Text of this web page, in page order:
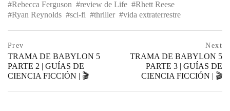
Rebecca Ferguson
review de Life
Rhett Reese
Ryan Reynolds
sci-fi thriller vida extraterrestre
Navegación
de
entradas
Prev
postPrevious
page
TRAMA DE BABYLON 5
PARTE 2 | GUÍAS DE
CIENCIA FICCIÓN | 🎬
Next
TRAMA DE BABYLON 5
PARTE 3 | GUÍAS DE
CIENCIA FICCIÓN | 🎬